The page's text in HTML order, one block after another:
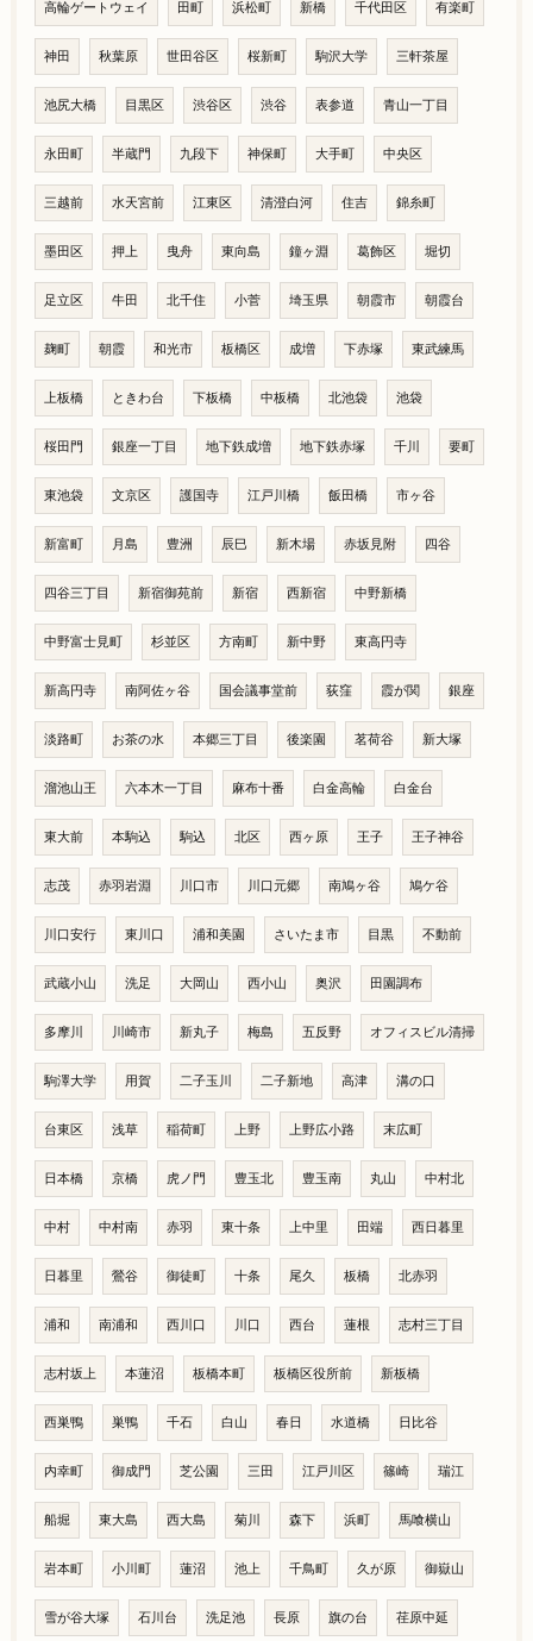
高輪ゲートウェイ 田町 浜松町 新橋 千代田区 有楽町
神田 秋葉原 世田谷区 桜新町 駒沢大学 三軒茶屋
池尻大橋 目黒区 渋谷区 渋谷 表参道 青山一丁目
永田町 半蔵門 九段下 神保町 大手町 中央区
三越前 水天宮前 江東区 清澄白河 住吉 錦糸町
墨田区 押上 曳舟 東向島 鐘ヶ淵 葛飾区 堀切
足立区 牛田 北千住 小菅 埼玉県 朝霞市 朝霞台
麹町 朝霞 和光市 板橋区 成増 下赤塚 東武練馬
上板橋 ときわ台 下板橋 中板橋 北池袋 池袋
桜田門 銀座一丁目 地下鉄成増 地下鉄赤塚 千川 要町
東池袋 文京区 護国寺 江戸川橋 飯田橋 市ヶ谷
新富町 月島 豊洲 辰巳 新木場 赤坂見附 四谷
四谷三丁目 新宿御苑前 新宿 西新宿 中野新橋
中野富士見町 杉並区 方南町 新中野 東高円寺
新高円寺 南阿佐ヶ谷 国会議事堂前 荻窪 霞が関 銀座
淡路町 お茶の水 本郷三丁目 後楽園 茗荷谷 新大塚
溜池山王 六本木一丁目 麻布十番 白金高輪 白金台
東大前 本駒込 駒込 北区 西ヶ原 王子 王子神谷
志茂 赤羽岩淵 川口市 川口元郷 南鳩ヶ谷 鳩ケ谷
川口安行 東川口 浦和美園 さいたま市 目黒 不動前
武蔵小山 洗足 大岡山 西小山 奥沢 田園調布
多摩川 川崎市 新丸子 梅島 五反野 オフィスビル清掃
駒澤大学 用賀 二子玉川 二子新地 高津 溝の口
台東区 浅草 稲荷町 上野 上野広小路 末広町
日本橋 京橋 虎ノ門 豊玉北 豊玉南 丸山 中村北
中村 中村南 赤羽 東十条 上中里 田端 西日暮里
日暮里 鶯谷 御徒町 十条 尾久 板橋 北赤羽
浦和 南浦和 西川口 川口 西台 蓮根 志村三丁目
志村坂上 本蓮沼 板橋本町 板橋区役所前 新板橋
西巣鴨 巣鴨 千石 白山 春日 水道橋 日比谷
内幸町 御成門 芝公園 三田 江戸川区 篠崎 瑞江
船堀 東大島 西大島 菊川 森下 浜町 馬喰横山
岩本町 小川町 蓮沼 池上 千鳥町 久が原 御嶽山
雪が谷大塚 石川台 洗足池 長原 旗の台 荏原中延